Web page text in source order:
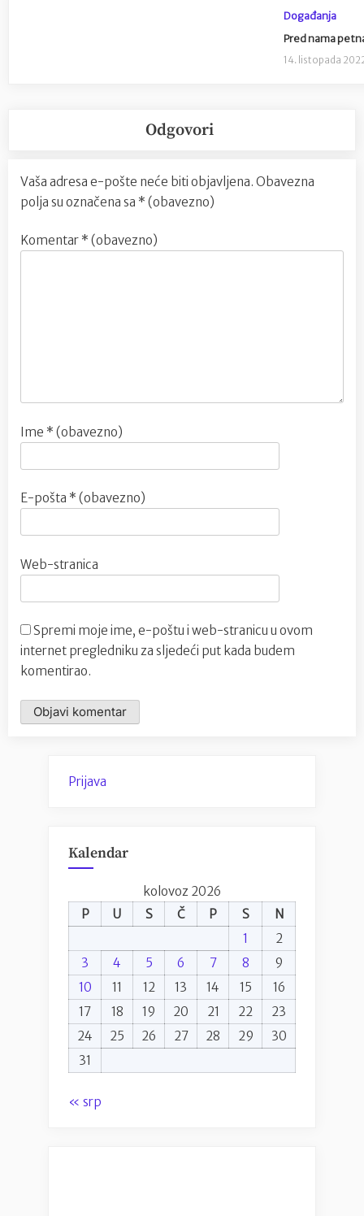
Događanja
Pred nama
14. listopada
Odgovori
Vaša adresa e-pošte neće biti objavljena. Obavezna
polja su označena sa * (obavezno)
Komentar * (obavezno)
Ime * (obavezno)
E-pošta * (obavezno)
Web-stranica
Spremi moje ime, e-poštu i web-stranicu u ovom
internet pregledniku za sljedeći put kada budem
komentirao.
Prijava
Kalendar
kolovoz 2026
P
U S Č P S
N
1
2
3
4 5 6 7 8
9
10
11 12 13 14 15
16
17
18 19 20 21 22
23
24
25 26 27 28 29
30
31
« srp